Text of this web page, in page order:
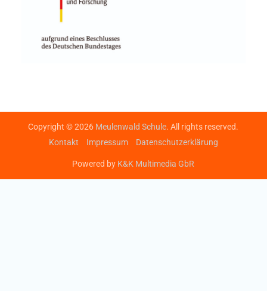
Copyright © 2026 Meulenwald Schule. All rights reserved.
Kontakt
Impressum Datenschutzerklärung
Powered by K&K Multimedia GbR